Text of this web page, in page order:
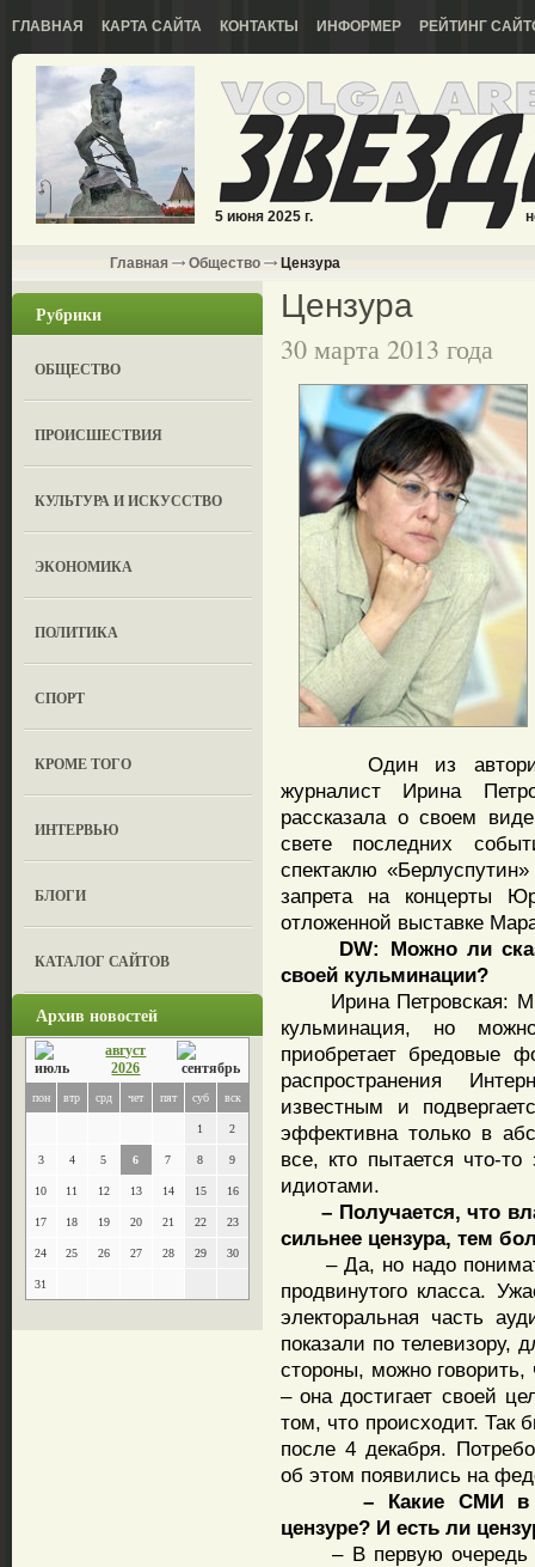
ГЛАВНАЯ КАРТА САЙТА КОНТАКТЫ ИНФОРМЕР РЕЙТИНГ
5 июня 2025 г.
Главная Общество Цензура
Рубрики
ОБЩЕСТВО
ПРОИСШЕСТВИЯ
КУЛЬТУРА И ИСКУССТВО
ЭКОНОМИКА
ПОЛИТИКА
СПОРТ
КРОМЕ ТОГО
ИНТЕРВЬЮ
БЛОГИ
КАТАЛОГ САЙТОВ
Архив новостей
август
2026
пон втр срд чет пят суб вск
1 2
3 4 5 6 7 8 9
10 11 12 13 14 15 16
17 18 19 20 21 22 23
24 25 26 27 28 29 30
31
Цензура
30 марта 2013 года
Один из
журналист Ирина
рассказала о своем
свете последних
спектаклю
запрета на концерты
отложенной выставке
DW: Можно ли
своей кульминации?
Ирина Петровская:
кульминация, но
приобретает бредовые
распространения
известным и
эффективна только в
все, кто пытается что-
идиотами.
– Получается, что
сильнее цензура, тем
– Да, но надо
продвинутого класса.
электоральная часть
показали по телевизору,
стороны, можно
– она достигает своей
том, что происходит. Так
после 4 декабря.
об этом появились на
– Какие СМИ в
цензуре? И есть ли
– В первую очередь